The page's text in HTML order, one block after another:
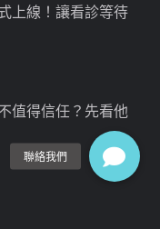
上線！讓看診等待
值得信任？先看他